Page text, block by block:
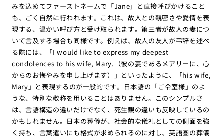
みを込めてファーストネームで「Jane」と直接呼びかけること
も、ごく自然に行われます。これは、故人との親密さや愛情を表
現する、温かい呼び方と受け取られます。第三者が故人の妻につ
いて言及する場合も同様です。例えば、故人の友人が弔辞を述べ
る際には、「I would like to express my deepest
condolences to his wife, Mary.（彼の妻であるメアリーに、心
からのお悔やみを申し上げます）」といったように、「his wife,
Mary」と表現するのが一般的です。日本語の「ご令室様」のよ
うな、特別な敬称を用いることはありません。このシンプルさ
は、言語構造の違いだけでなく、死生観の違いも反映しているの
かもしれません。日本の葬儀が、社会的な儀礼としての側面を強
く持ち、言葉遣いにも格式が求められるのに対し、英語圏の葬儀